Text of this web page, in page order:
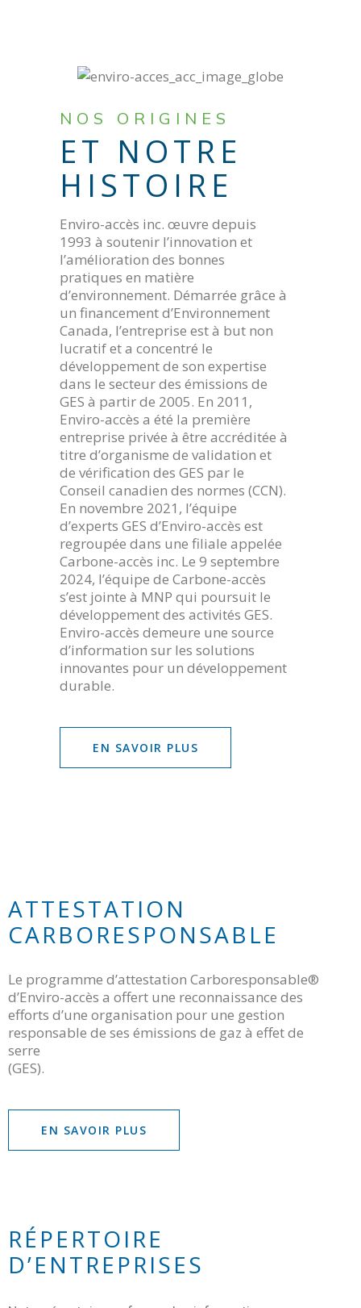
NOS ORIGINES
ET NOTRE
HISTOIRE
Enviro-accès inc. œuvre depuis
1993 à soutenir l’innovation et
l’amélioration des bonnes
pratiques en matière
d’environnement. Démarrée grâce à
un financement d’Environnement
Canada, l’entreprise est à but non
lucratif et a concentré le
développement de son expertise
dans le secteur des émissions de
GES à partir de 2005. En 2011,
Enviro-accès a été la première
entreprise privée à être accréditée à
titre d’organisme de validation et
de vérification des GES par le
Conseil canadien des normes (CCN).
En novembre 2021, l’équipe
d’experts GES d’Enviro-accès est
regroupée dans une filiale appelée
Carbone-accès inc. Le 9 septembre
2024, l’équipe de Carbone-accès
s’est jointe à MNP qui poursuit le
développement des activités GES.
Enviro-accès demeure une source
d’information sur les solutions
innovantes pour un développement
durable.
EN SAVOIR PLUS
ATTESTATION
CARBORESPONSABLE
Le programme d’attestation Carboresponsable®
d’Enviro-accès a offert une reconnaissance des
efforts d’une organisation pour une gestion
responsable de ses émissions de gaz à effet de
serre
(GES).
EN SAVOIR PLUS
RÉPERTOIRE
D’ENTREPRISES